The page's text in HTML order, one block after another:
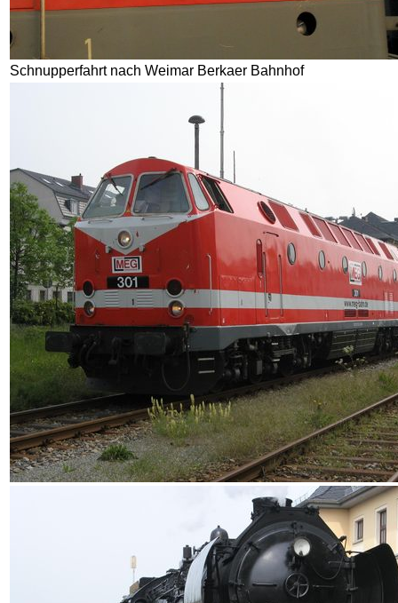
Schnupperfahrt nach Weimar Berkaer Bahnhof